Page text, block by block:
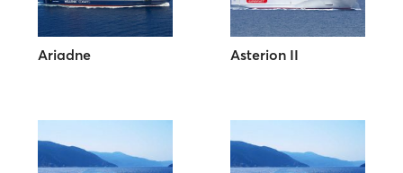
Ariadne Asterion II